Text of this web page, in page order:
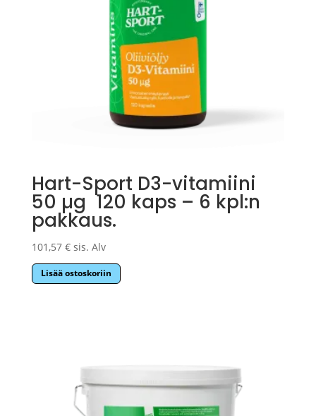
Hart-Sport D3-vitamiini
50 µg 120 kaps – 6 kpl:n
pakkaus.
101,57 € sis. Alv
Lisää ostoskoriin